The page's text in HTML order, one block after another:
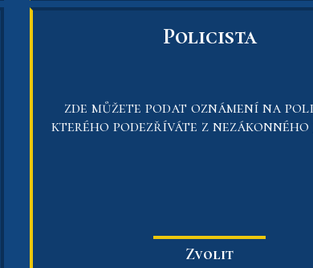
Policista
zde můžete podat oznámení na
kterého podezříváte z nezákonného
Zvolit